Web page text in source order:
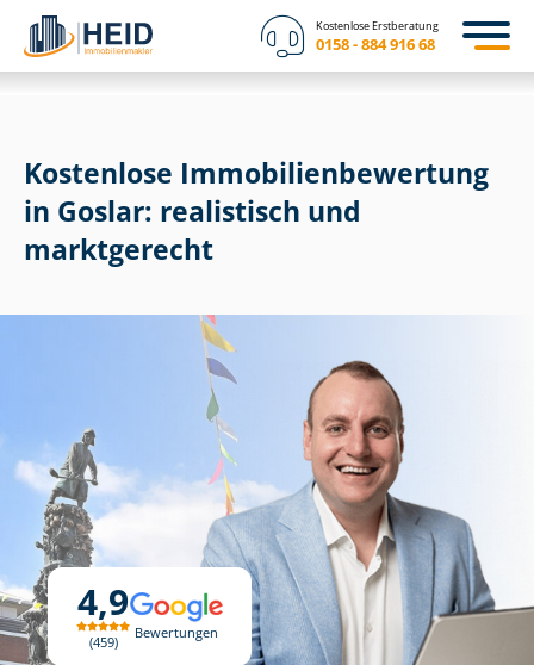
Kostenlose Erstberatung
0158 - 884 916 68
4,9
459
Bewertungen
Kostenlose Im­mo­bi­li­en­be­wer­tung
in Goslar: realistisch und
marktgerecht